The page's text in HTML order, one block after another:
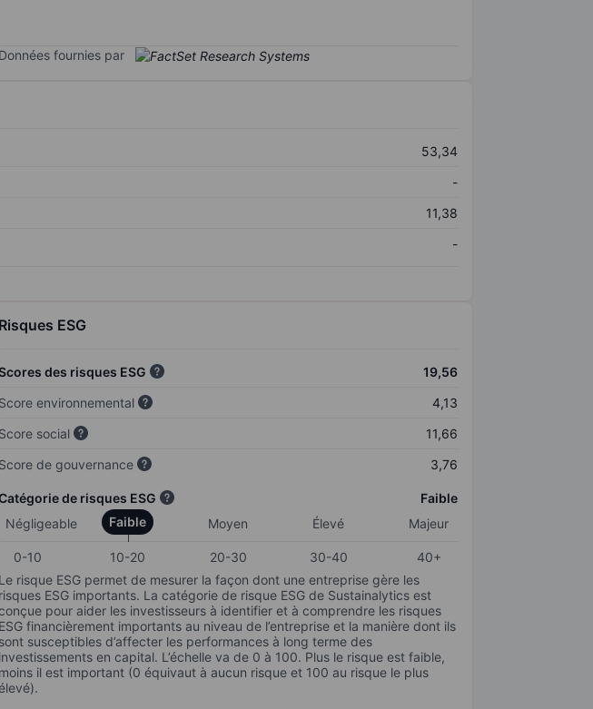
Données fournies par
53,34
-
11,38
-
Risques ESG
des risques ESG
19,56
Score environnemental
4,13
Score social
11,66
Score de gouvernance
3,76
de risques ESG
Faible
Négligeable
Faible Moyen Élevé Majeur
0-10 10-20 20-30 30-40
40+
Le risque ESG permet de mesurer la façon dont une entreprise gère les
risques ESG importants. La catégorie de risque ESG de Sustainalytics est
pour aider les investisseurs à identifier et à comprendre les risques
ESG financièrement importants au niveau de l’entreprise et la manière dont ils
sont susceptibles d’affecter les performances à long terme des
investissements en capital. L’échelle va de 0 à 100. Plus le risque est faible,
moins il est important (0 équivaut à aucun risque et 100 au risque le plus